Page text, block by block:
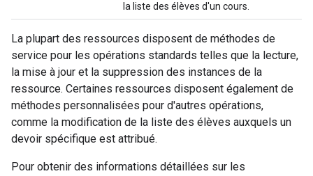
la liste des élèves d'un cours.
La plupart des ressources disposent de méthodes de
service pour les opérations standards telles que la lecture,
la mise à jour et la suppression des instances de la
ressource. Certaines ressources disposent également de
méthodes personnalisées pour d'autres opérations,
comme la modification de la liste des élèves auxquels un
devoir spécifique est attribué.
Pour obtenir des informations détaillées sur les